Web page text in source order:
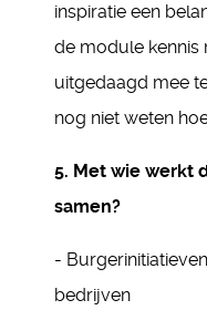
inspiratie een
de module
uitgedaagd mee
nog niet weten
5. Met wie werkt
samen?
-
bedrijven